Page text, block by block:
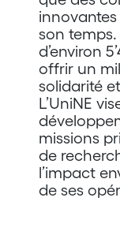
son
d’environ
offrir un
solidarité
L’UniNE
missions
de
l’impact
de ses